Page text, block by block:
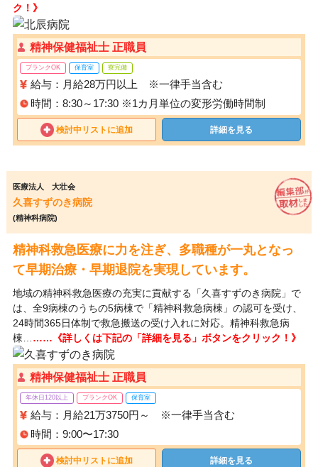
ク！》
精神保健福祉士 正職員
ブランクOK 保育室 寮完備
給与：月給28万円以上 ※一律手当含む
時間：8:30～17:30 ※1カ月単位の変形労働時間制
検討中リストに追加 詳細を見る
医療法人 大壮会
久喜すずのき病院
(精神科病院)
精神科救急医療に力を注ぎ、多職種が一丸となっ
て早期治療・早期退院を実現しています。
地域の精神科救急医療の充実に貢献する「久喜すずのき病院」で
は、全9病棟のうちの5病棟で「精神科救急病棟」の認可を受け、
24時間365日体制で救急搬送の受け入れに対応。精神科救急病
棟… ……《詳しくは下記の「詳細を見る」ボタンをクリック！》
精神保健福祉士 正職員
年休日120以上 ブランクOK 保育室
給与：月給21万3750円～ ※一律手当含む
時間：9:00〜17:30
検討中リストに追加 詳細を見る